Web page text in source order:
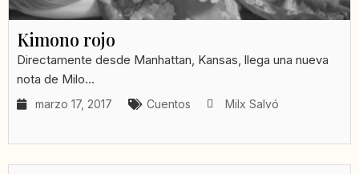
Kimono rojo
Directamente desde Manhattan, Kansas, llega una nueva
nota de Milo...
marzo 17, 2017 Cuentos Milx Salvó